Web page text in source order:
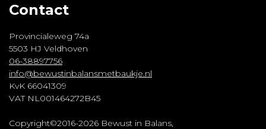
Contact
Provincialeweg 74a
5503 HJ Veldhoven
06-38897756
info@bewustinbalansmetbaukje.nl
KvK 66041309
VAT NL001464272B45
Copyright©2016-2026 Bewust in Balans,